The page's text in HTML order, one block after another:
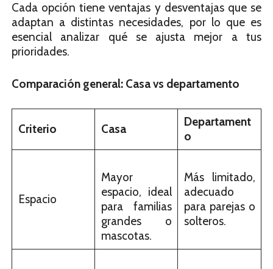
Cada opción tiene ventajas y desventajas que se
adaptan a distintas necesidades, por lo que es
esencial analizar qué se ajusta mejor a tus
prioridades.
Comparación general: Casa vs departamento
Criterio Casa
Departament
o
Espacio
Mayor
espacio, ideal
para familias
grandes o
mascotas.
Más limitado,
adecuado
para parejas o
solteros.